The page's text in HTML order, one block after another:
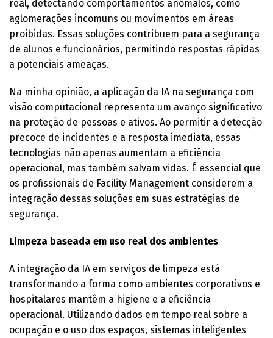
real, detectando comportamentos anômalos, como
aglomerações incomuns ou movimentos em áreas
proibidas. Essas soluções contribuem para a segurança
de alunos e funcionários, permitindo respostas rápidas
a potenciais ameaças.
Na minha opinião, a aplicação da IA na segurança com
visão computacional representa um avanço significativo
na proteção de pessoas e ativos. Ao permitir a detecção
precoce de incidentes e a resposta imediata, essas
tecnologias não apenas aumentam a eficiência
operacional, mas também salvam vidas. É essencial que
os profissionais de Facility Management considerem a
integração dessas soluções em suas estratégias de
segurança.
Limpeza baseada em uso real dos ambientes
A integração da IA em serviços de limpeza está
transformando a forma como ambientes corporativos e
hospitalares mantêm a higiene e a eficiência
operacional. Utilizando dados em tempo real sobre a
ocupação e o uso dos espaços, sistemas inteligentes